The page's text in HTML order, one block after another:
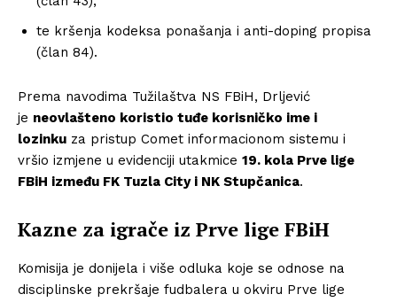
te kršenja kodeksa ponašanja i anti-doping propisa
(član 84).
Prema navodima Tužilaštva NS FBiH, Drljević
je neovlašteno koristio tuđe korisničko ime i
lozinku za pristup Comet informacionom sistemu i
vršio izmjene u evidenciji utakmice 19. kola Prve lige
FBiH između FK Tuzla City i NK Stupčanica.
Kazne za igrače iz Prve lige FBiH
Komisija je donijela i više odluka koje se odnose na
disciplinske prekršaje fudbalera u okviru Prve lige